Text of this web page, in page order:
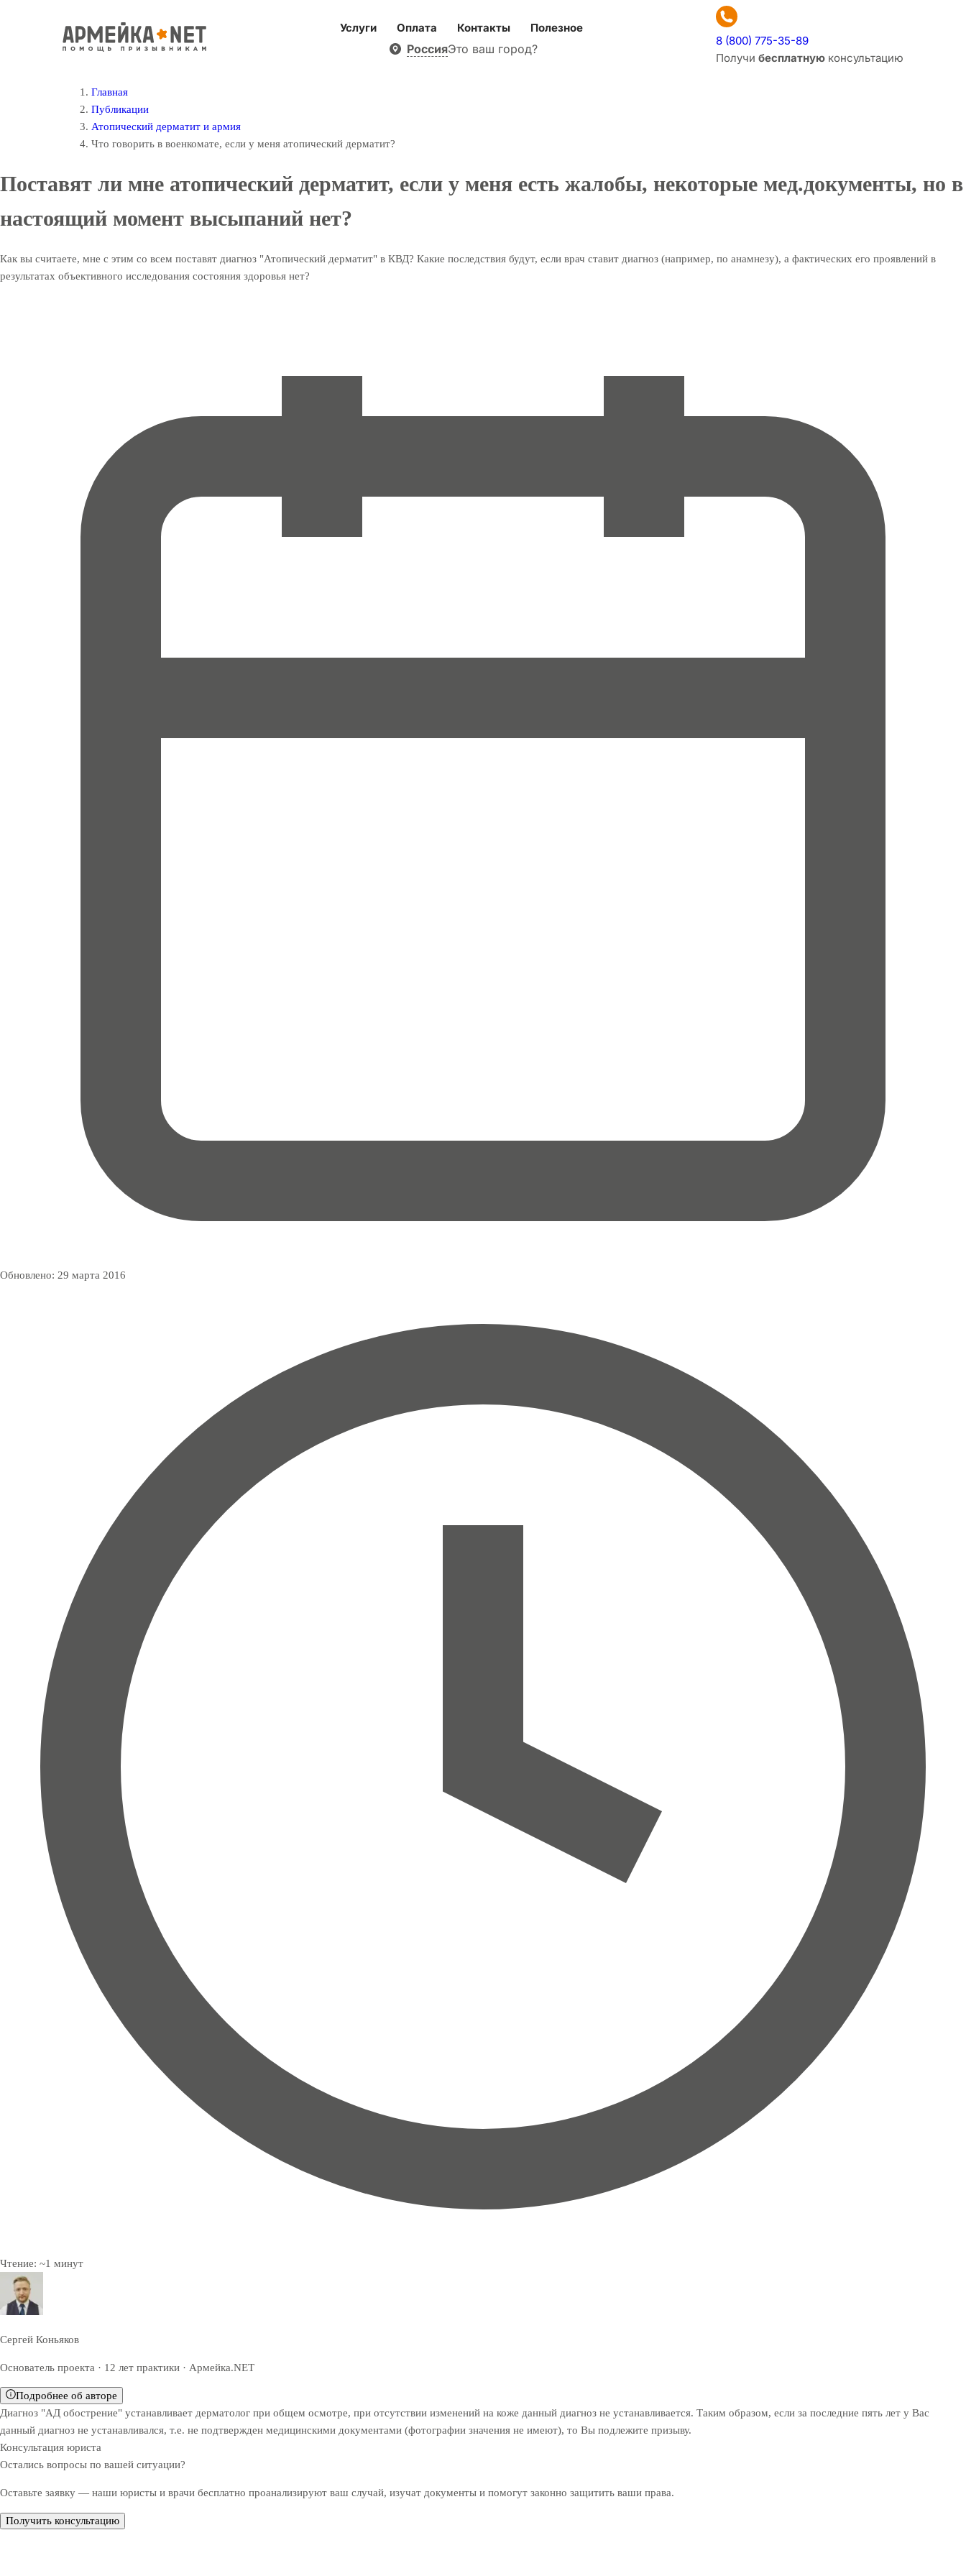
Услуги Оплата Контакты Полезное
РоссияЭто ваш город?
8 (800) 775-35-89
Получи бесплатную консультацию
Главная
Публикации
Атопический дерматит и армия
Что говорить в военкомате, если у меня атопический дерматит?
Поставят ли мне атопический дерматит, если у меня есть жалобы, некоторые мед.документы, но в
настоящий момент высыпаний нет?
Как вы считаете, мне с этим со всем поставят диагноз "Атопический дерматит" в КВД? Какие последствия будут, если врач ставит диагноз (например, по анамнезу), а фактических его проявлений в
результатах объективного исследования состояния здоровья нет?
Обновлено: 29 марта 2016
Чтение: ~1 минут
Сергей Коньяков
Основатель проекта · 12 лет практики · Армейка.NET
Подробнее об авторе
Диагноз "АД обострение" устанавливает дерматолог при общем осмотре, при отсутствии изменений на коже данный диагноз не устанавливается. Таким образом, если за последние пять лет у Вас
данный диагноз не устанавливался, т.е. не подтвержден медицинскими документами (фотографии значения не имеют), то Вы подлежите призыву.
Консультация юриста
Остались вопросы по вашей ситуации?
Оставьте заявку — наши юристы и врачи бесплатно проанализируют ваш случай, изучат документы и помогут законно защитить ваши права.
Получить консультацию